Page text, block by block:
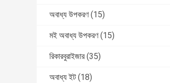
অবাধ্য উপকরণ (15)
মই অবাধ্য উপকরণ (15)
রিকারবুরাইজার (35)
অবাধ্য ইট (18)